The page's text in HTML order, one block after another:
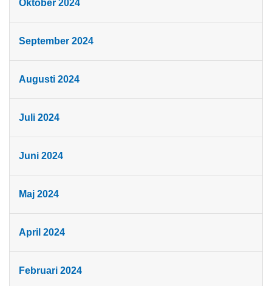
Oktober 2024
September 2024
Augusti 2024
Juli 2024
Juni 2024
Maj 2024
April 2024
Februari 2024